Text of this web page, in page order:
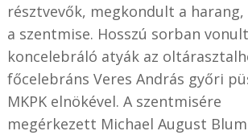
résztvevők, megkondult a
a szentmise. Hosszú sorban
koncelebráló atyák az
főcelebráns Veres András győri
MKPK elnökével. A szentmisére
megérkezett Michael August